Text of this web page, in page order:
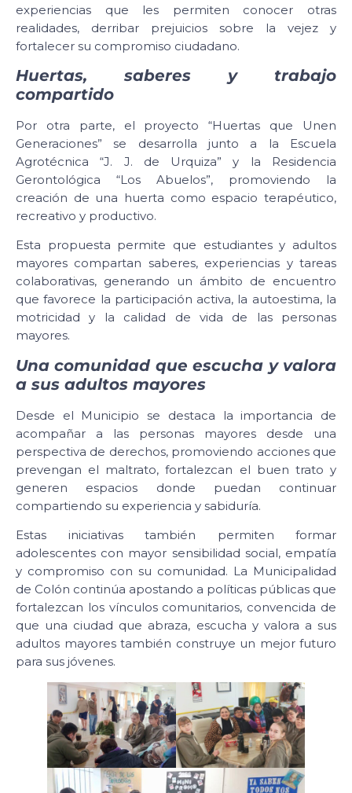
experiencias que les permiten conocer otras
realidades, derribar prejuicios sobre la vejez y
fortalecer su compromiso ciudadano.
Huertas, saberes y trabajo
compartido
Por otra parte, el proyecto “Huertas que Unen
Generaciones” se desarrolla junto a la Escuela
Agrotécnica “J. J. de Urquiza” y la Residencia
Gerontológica “Los Abuelos”, promoviendo la
creación de una huerta como espacio terapéutico,
recreativo y productivo.
Esta propuesta permite que estudiantes y adultos
mayores compartan saberes, experiencias y tareas
colaborativas, generando un ámbito de encuentro
que favorece la participación activa, la autoestima, la
motricidad y la calidad de vida de las personas
mayores.
Una comunidad que escucha y valora
a sus adultos mayores
Desde el Municipio se destaca la importancia de
acompañar a las personas mayores desde una
perspectiva de derechos, promoviendo acciones que
prevengan el maltrato, fortalezcan el buen trato y
generen espacios donde puedan continuar
compartiendo su experiencia y sabiduría.
Estas iniciativas también permiten formar
adolescentes con mayor sensibilidad social, empatía
y compromiso con su comunidad. La Municipalidad
de Colón continúa apostando a políticas públicas que
fortalezcan los vínculos comunitarios, convencida de
que una ciudad que abraza, escucha y valora a sus
adultos mayores también construye un mejor futuro
para sus jóvenes.